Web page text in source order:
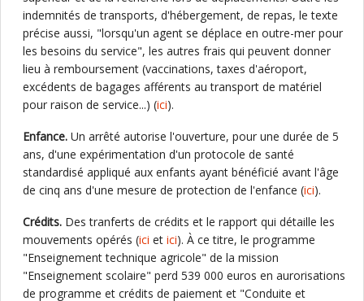
indemnités de transports, d'hébergement, de repas, le texte
précise aussi, "lorsqu'un agent se déplace en outre-mer pour
les besoins du service", les autres frais qui peuvent donner
lieu à remboursement (vaccinations, taxes d'aéroport,
excédents de bagages afférents au transport de matériel
pour raison de service...) (ici).
Enfance. Un arrêté autorise l'ouverture, pour une durée de 5
ans, d'une expérimentation d'un protocole de santé
standardisé appliqué aux enfants ayant bénéficié avant l'âge
de cinq ans d'une mesure de protection de l'enfance (ici).
Crédits. Des tranferts de crédits et le rapport qui détaille les
mouvements opérés (ici et ici). À ce titre, le programme
"Enseignement technique agricole" de la mission
"Enseignement scolaire" perd 539 000 euros en aurorisations
de programme et crédits de paiement et "Conduite et